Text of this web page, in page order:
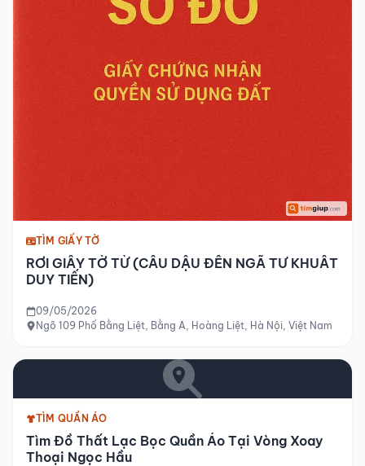
TÌM GIẤY TỜ
RƠI GIẤY TỜ TỪ (CẦU DẬU ĐẾN NGÃ TƯ KHUẤT
DUY TIẾN)
09/05/2026
Ngõ 109 Phố Bằng Liệt, Bằng A, Hoàng Liệt, Hà Nội, Việt Nam
TÌM QUẦN ÁO
Tìm Đồ Thất Lạc Bọc Quần Áo Tại Vòng Xoay
Thoại Ngọc Hầu